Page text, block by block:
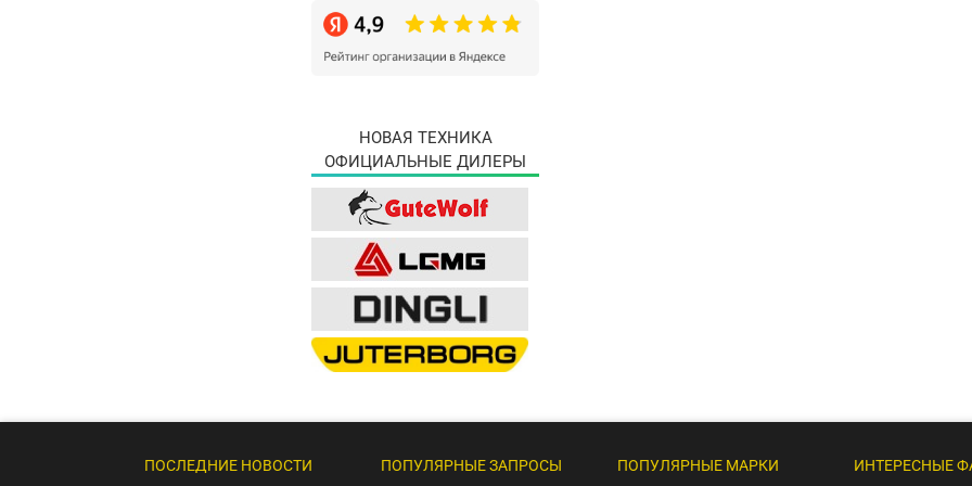
НОВАЯ ТЕХНИКА
ОФИЦИАЛЬНЫЕ ДИЛЕРЫ
ПОСЛЕДНИЕ НОВОСТИ ПОПУЛЯРНЫЕ ЗАПРОСЫ ПОПУЛЯРНЫЕ МАРКИ ИНТЕРЕСНЫЕ